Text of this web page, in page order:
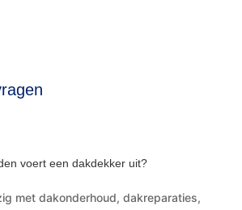
voert een dakdekker uit?
met dakonderhoud, dakreparaties,